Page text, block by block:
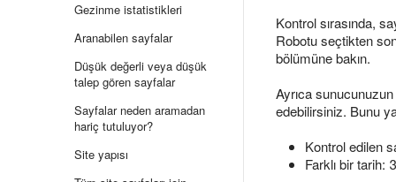
Gezinme istatistikleri
Aranabilen sayfalar
Düşük değerli veya düşük
talep gören sayfalar
Sayfalar neden aramadan
hariç tutuluyor?
Site yapısı
Kontrol sırasında,
Robotu seçtikten
bölümüne bakın.
Ayrıca
edebilirsiniz. Bunu
Kontrol edilen
Farklı bir tarih: